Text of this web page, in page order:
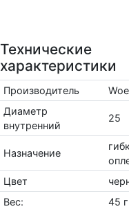
Технические
характеристики
Производитель
Диаметр
внутренний
25
Назначение
Цвет
Вес:
45